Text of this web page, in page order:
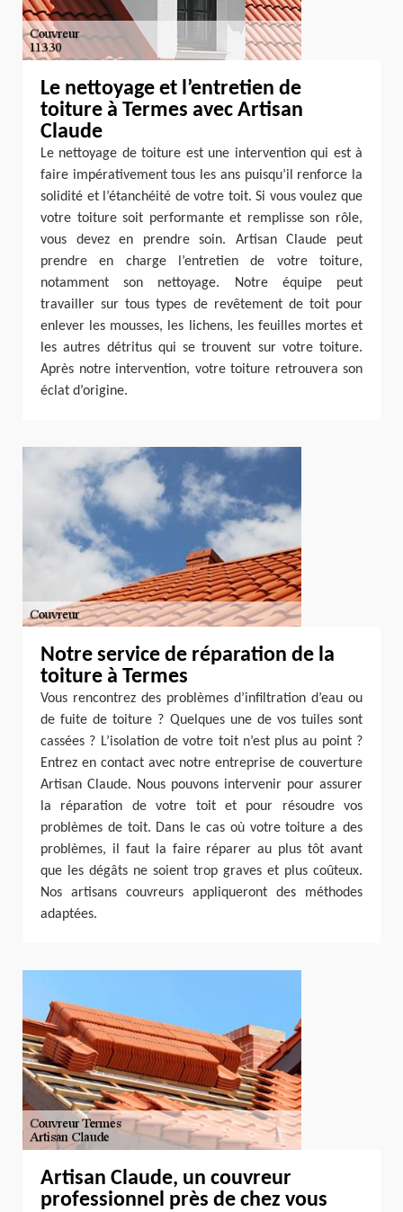
Le nettoyage et l’entretien de
toiture à Termes avec Artisan
Claude
Le nettoyage de toiture est une intervention qui est à
faire impérativement tous les ans puisqu’il renforce la
solidité et l’étanchéité de votre toit. Si vous voulez que
votre toiture soit performante et remplisse son rôle,
vous devez en prendre soin. Artisan Claude peut
prendre en charge l’entretien de votre toiture,
notamment son nettoyage. Notre équipe peut
travailler sur tous types de revêtement de toit pour
enlever les mousses, les lichens, les feuilles mortes et
les autres détritus qui se trouvent sur votre toiture.
Après notre intervention, votre toiture retrouvera son
éclat d’origine.
Notre service de réparation de la
toiture à Termes
Vous rencontrez des problèmes d’infiltration d’eau ou
de fuite de toiture ? Quelques une de vos tuiles sont
cassées ? L’isolation de votre toit n’est plus au point ?
Entrez en contact avec notre entreprise de couverture
Artisan Claude. Nous pouvons intervenir pour assurer
la réparation de votre toit et pour résoudre vos
problèmes de toit. Dans le cas où votre toiture a des
problèmes, il faut la faire réparer au plus tôt avant
que les dégâts ne soient trop graves et plus coûteux.
Nos artisans couvreurs appliqueront des méthodes
adaptées.
Artisan Claude, un couvreur
professionnel près de chez vous